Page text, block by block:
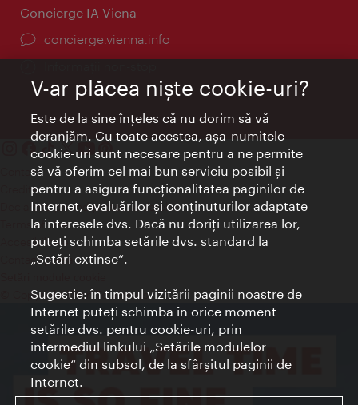
Concierge IA Viena
concierge.vienna.info
Contact
Credits
Declaraţie privind protecţia datelor
Terms of Use
Accesibilitate
Contact presa
© Copyright Wien Tourismus
V-ar plăcea nişte cookie-uri?
Este de la sine înţeles că nu dorim să vă
deranjăm. Cu toate acestea, aşa-numitele
cookie-uri sunt necesare pentru a ne permite
să vă oferim cel mai bun serviciu posibil şi
pentru a asigura funcţionalitatea paginilor de
Internet, evaluărilor şi conţinuturilor adaptate
la interesele dvs. Dacă nu doriţi utilizarea lor,
puteţi schimba setările dvs. standard la
„Setări extinse“.
Sugestie: în timpul vizitării paginii noastre de
Internet puteţi schimba în orice moment
setările dvs. pentru cookie-uri, prin
intermediul linkului „Setările modulelor
cookie“ din subsol, de la sfârşitul paginii de
Internet.